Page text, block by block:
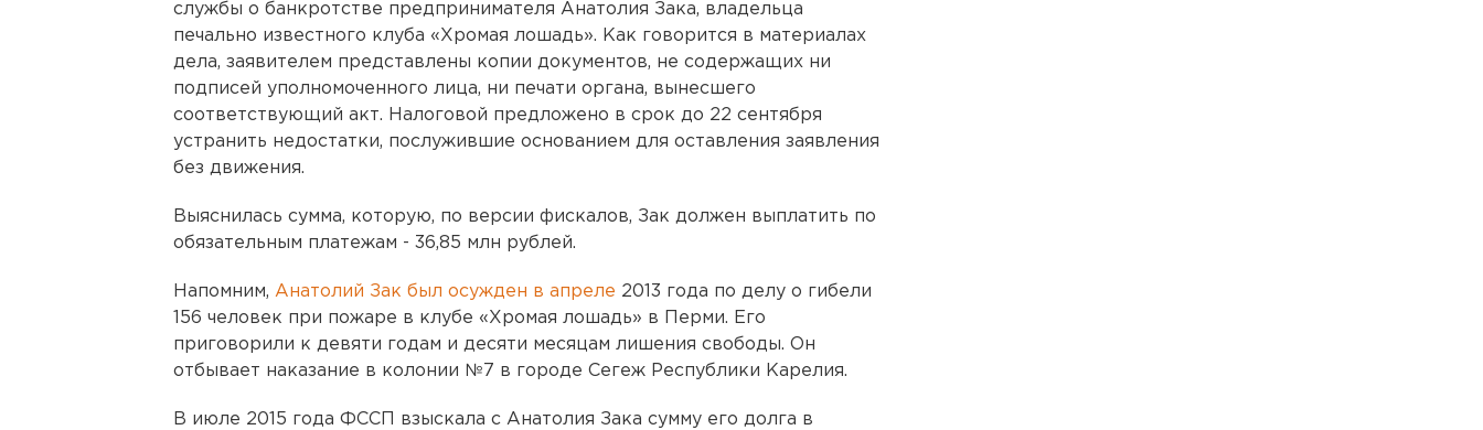
службы о банкротстве предпринимателя Анатолия Зака, владельца
печально известного клуба «Хромая лошадь». Как говорится в материалах
дела, заявителем представлены копии документов, не содержащих ни
подписей уполномоченного лица, ни печати органа, вынесшего
соответствующий акт. Налоговой предложено в срок до 22 сентября
устранить недостатки, послужившие основанием для оставления заявления
без движения.
Выяснилась сумма, которую, по версии фискалов, Зак должен выплатить по
обязательным платежам - 36,85 млн рублей.
Напомним, Анатолий Зак был осужден в апреле 2013 года по делу о гибели
156 человек при пожаре в клубе «Хромая лошадь» в Перми. Его
приговорили к девяти годам и десяти месяцам лишения свободы. Он
отбывает наказание в колонии №7 в городе Сегеж Республики Карелия.
В июле 2015 года ФССП взыскала с Анатолия Зака сумму его долга в